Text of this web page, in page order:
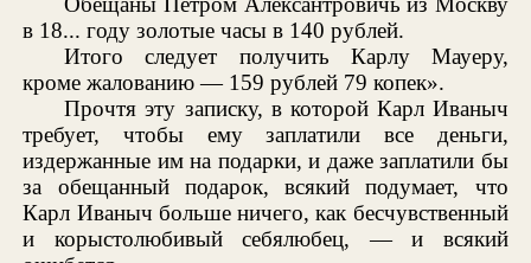
в 18... году золотые часы в 140 рублей.
Итого следует получить Карлу Мауеру,
кроме жалованию — 159 рублей 79 копек».
Прочтя эту записку, в которой Карл Иваныч
требует, чтобы ему заплатили все деньги,
издержанные им на подарки, и даже заплатили бы
за обещанный подарок, всякий подумает, что
Карл Иваныч больше ничего, как бесчувственный
и корыстолюбивый себялюбец, — и всякий